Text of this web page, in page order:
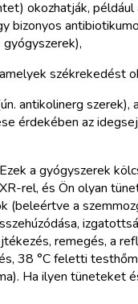
okozhatják, például
bizonyos
székrekedést
antikolinerg szerek),
érdekében az
a gyógyszerek
rel, és Ön olyan
(beleértve a
remegés, a
38 °C feletti
Ha ilyen tüneteket